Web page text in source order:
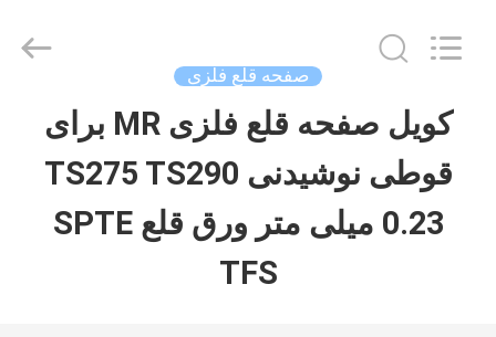
صفحه
اصلی
METAL
CO.,LTD.
صفحه قلع فلزی
کویل صفحه قلع فلزی MR برای
قوطی نوشیدنی TS275 TS290
0.23 میلی متر ورق قلع SPTE
TFS